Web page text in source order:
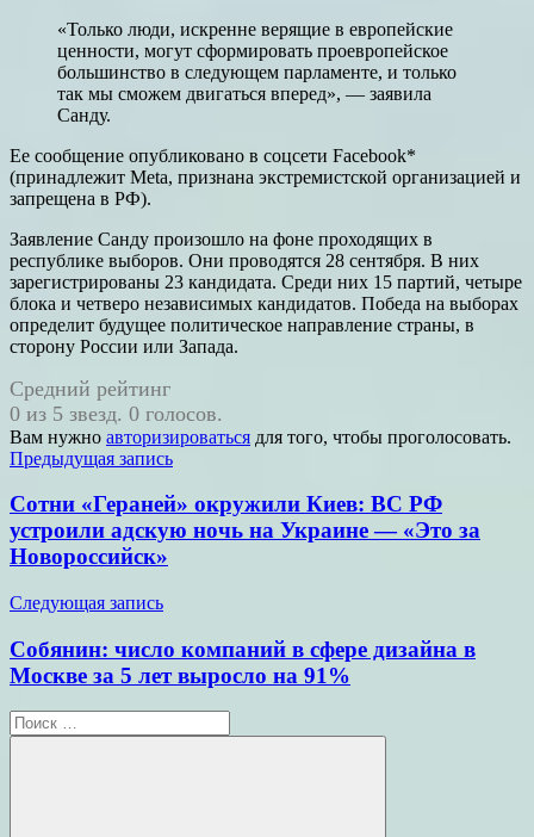
«Только люди, искренне верящие в европейские
ценности, могут сформировать проевропейское
большинство в следующем парламенте, и только
так мы сможем двигаться вперед», — заявила
Санду.
Ее сообщение опубликовано в соцсети Facebook*
(принадлежит Meta, признана экстремистской организацией и
запрещена в РФ).
Заявление Санду произошло на фоне проходящих в
республике выборов. Они проводятся 28 сентября. В них
зарегистрированы 23 кандидата. Среди них 15 партий, четыре
блока и четверо независимых кандидатов. Победа на выборах
определит будущее политическое направление страны, в
сторону России или Запада.
Средний рейтинг
0 из 5 звезд. 0 голосов.
Вам нужно авторизироваться для того, чтобы проголосовать.
Навигация
по
записям
Предыдущая запись
Сотни «Гераней» окружили Киев: ВС РФ
устроили адскую ночь на Украине — «Это за
Новороссийск»
Следующая запись
Собянин: число компаний в сфере дизайна в
Москве за 5 лет выросло на 91%
Поиск
для: